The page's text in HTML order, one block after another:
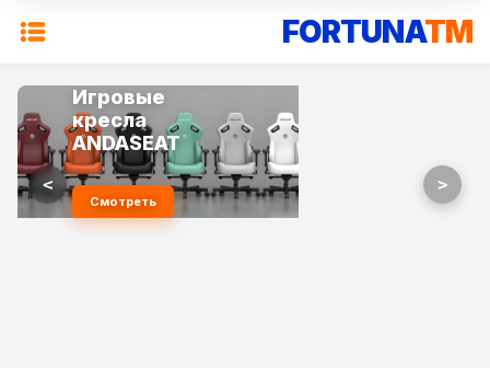
FORTUNATM
Игровые
кресла
ANDASEAT
Смотреть
< >